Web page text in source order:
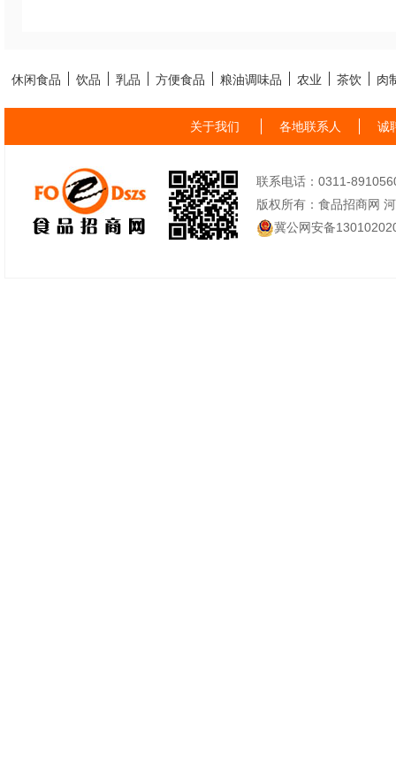
休闲食品 饮品 乳品 方便食品 粮油调味品 农业 茶饮 肉
关于我们 各地联系人 诚
联系电话：0311-
版权所有：食品招商网
冀公网安备